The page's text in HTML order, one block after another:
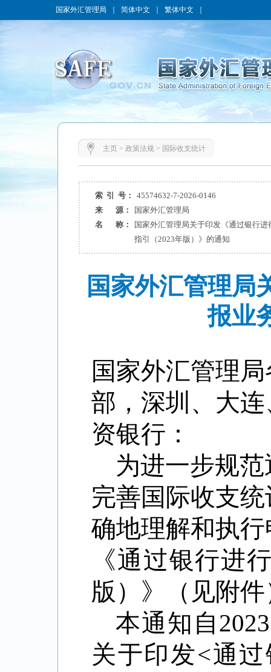
国家外汇管理局 简体中文 繁体中文
主页> 政策法规> 国际收支统计
索 引 号：
45574632-7-2026-0146
来 源：
国家外汇管理局
名 称：
国家外汇管理局关于印发《通过银行
指引（2023年版）》的通知
国家外汇管理局
报业
国家外汇管理
部，深圳、大
资银行：
为进一步规
完善国际收支
确地理解和执
《通过银行进
版）》（见附
本通知自2023
关于印发<通